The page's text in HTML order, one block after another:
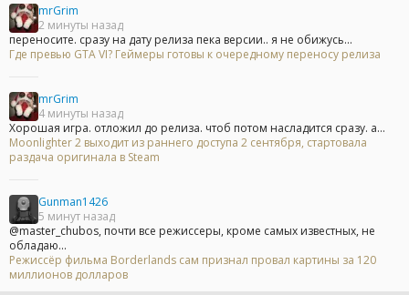
mrGrim
2 минуты назад
переносите. сразу на дату релиза пека версии.. я не обижусь...
Где превью GTA VI? Геймеры готовы к очередному переносу релиза
mrGrim
4 минуты назад
Хорошая игра. отложил до релиза. чтоб потом насладится сразу. а...
Moonlighter 2 выходит из раннего доступа 2 сентября, стартовала
раздача оригинала в Steam
Gunman1426
5 минут назад
@master_chubos, почти все режиссеры, кроме самых известных, не
обладаю...
Режиссёр фильма Borderlands сам признал провал картины за 120
миллионов долларов